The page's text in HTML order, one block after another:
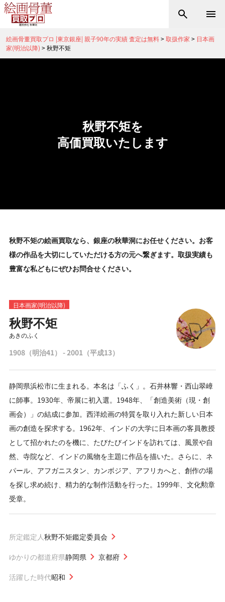
絵画骨董買取プロ |東京銀座| 親子90年の実績 査定は無料>取扱作家 > 日本画
家(明治以降) >秋野不矩
秋野不矩を
高価買取いたします
秋野不矩の絵画買取なら、銀座の秋華洞にお任せください。お客
様の作品を大切にしていただける方の元へ繋ぎます。取扱実績も
豊富な私どもにぜひお問合せください。
日本画家(明治以降)
秋野不矩
あきのふく
1908（明治41） - 2001（平成13）
静岡県浜松市に生まれる。本名は「ふく」。石井林響・西山翠嶂
に師事。1930年、帝展に初入選。1948年、「創造美術（現・創
画会）」の結成に参加。西洋絵画の特質を取り入れた新しい日本
画の創造を探求する。1962年、インドの大学に日本画の客員教授
として招かれたのを機に、たびたびインドを訪れては、風景や自
然、寺院など、インドの風物を主題に作品を描いた。さらに、ネ
パール、アフガニスタン、カンボジア、アフリカへと、創作の場
を探し求め続け、精力的な制作活動を行った。1999年、文化勲章
受章。
所定鑑定人秋野不矩鑑定委員会
ゆかりの都道府県静岡県
京都府
活躍した時代昭和